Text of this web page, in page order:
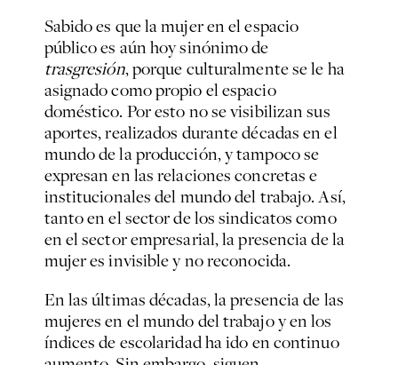
Sabido es que la mujer en el espacio
público es aún hoy sinónimo de
trasgresión, porque culturalmente se le ha
asignado como propio el espacio
doméstico. Por esto no se visibilizan sus
aportes, realizados durante décadas en el
mundo de la producción, y tampoco se
expresan en las relaciones concretas e
institucionales del mundo del trabajo. Así,
tanto en el sector de los sindicatos como
en el sector empresarial, la presencia de la
mujer es invisible y no reconocida.
En las últimas décadas, la presencia de las
mujeres en el mundo del trabajo y en los
índices de escolaridad ha ido en continuo